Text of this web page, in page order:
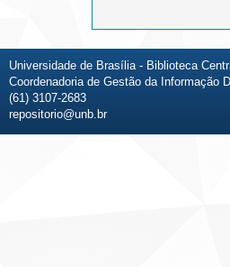
Universidade de Brasília - Biblioteca
Coordenadoria de Gestão da Informação
(61) 3107-2683
repositorio@unb.br